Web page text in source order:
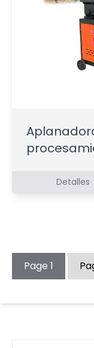
Detalles
Page 1